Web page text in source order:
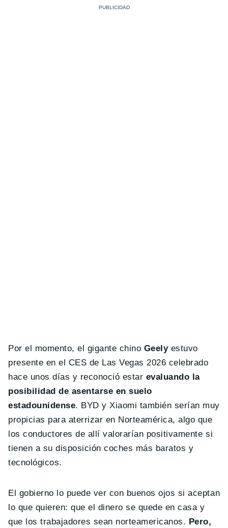
Por el momento, el gigante chino Geely estuvo
presente en el CES de Las Vegas 2026 celebrado
hace unos días y reconoció estar evaluando la
posibilidad de asentarse en suelo
estadounidense. BYD y Xiaomi también serían muy
propicias para aterrizar en Norteamérica, algo que
los conductores de allí valorarían positivamente si
tienen a su disposición coches más baratos y
tecnológicos.
El gobierno lo puede ver con buenos ojos si aceptan
lo que quieren: que el dinero se quede en casa y
que los trabajadores sean norteamericanos. Pero,